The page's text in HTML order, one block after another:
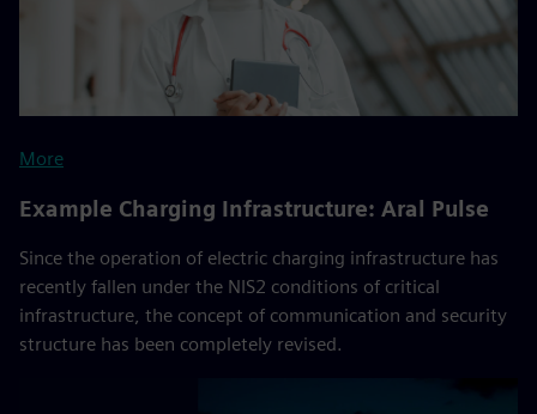
More
Example Charging Infrastructure: Aral Pulse
Since the operation of electric charging infrastructure has
recently fallen under the NIS2 conditions of critical
infrastructure, the concept of communication and security
structure has been completely revised.